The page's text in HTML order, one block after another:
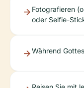
Fotografieren
oder Selfie-
Während